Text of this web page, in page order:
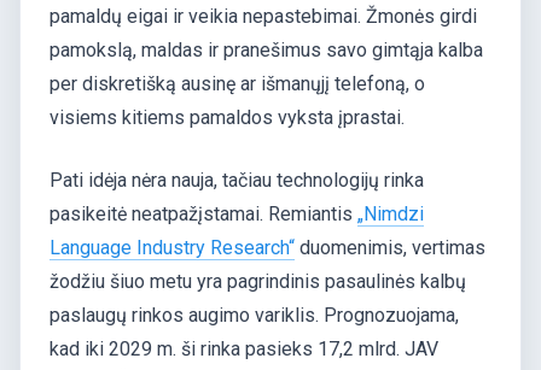
pamaldų eigai ir veikia nepastebimai. Žmonės girdi
pamokslą, maldas ir pranešimus savo gimtąja kalba
per diskretišką ausinę ar išmanųjį telefoną, o
visiems kitiems pamaldos vyksta įprastai.
Pati idėja nėra nauja, tačiau technologijų rinka
pasikeitė neatpažįstamai. Remiantis „Nimdzi
Language Industry Research“ duomenimis, vertimas
žodžiu šiuo metu yra pagrindinis pasaulinės kalbų
paslaugų rinkos augimo variklis. Prognozuojama,
kad iki 2029 m. ši rinka pasieks 17,2 mlrd. JAV